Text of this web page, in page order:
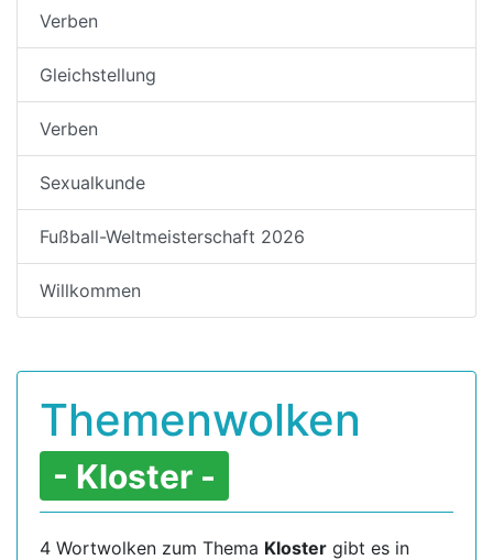
Verben
Gleichstellung
Verben
Sexualkunde
Fußball-Weltmeisterschaft 2026
Willkommen
Themenwolken
- Kloster -
4 Wortwolken zum Thema Kloster gibt es in